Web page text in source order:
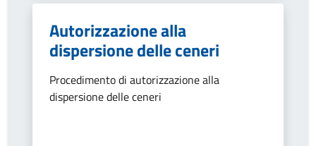
Autorizzazione alla
dispersione delle ceneri
Procedimento di autorizzazione alla
dispersione delle ceneri